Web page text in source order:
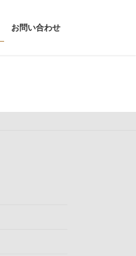
お問い合わせ